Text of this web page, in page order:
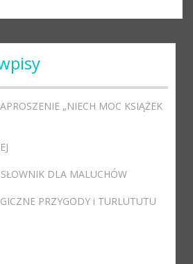
„NIECH MOC KSIĄŻEK
DLA MALUCHÓW
PRZYGODY i TURLUTUTU